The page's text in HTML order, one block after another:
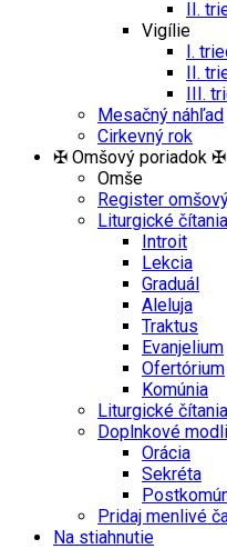
II.
Vigílie
I.
II.
III.
Mesačný náhľad
Cirkevný rok
✠ Omšový poriadok ✠
Omše
Register
Liturgické
Introit
Lekcia
Graduál
Aleluja
Traktus
Evanjelium
Ofertórium
Komúnia
Liturgické
Doplnkové
Orácia
Sekréta
Pridaj menlivé
Na stiahnutie